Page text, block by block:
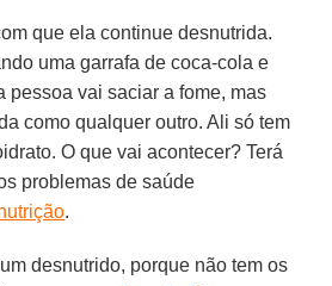
que ela continue desnutrida.
uma garrafa de coca-cola e
pessoa vai saciar a fome, mas
como qualquer outro. Ali só tem
O que vai acontecer? Terá
problemas de saúde
.
desnutrido, porque não tem os